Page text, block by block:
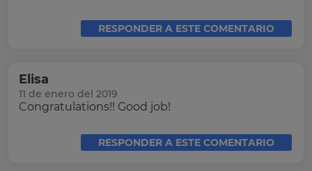
RESPONDER A ESTE COMENTARIO
Elisa
11 de enero del 2019
Congratulations!! Good job!
RESPONDER A ESTE COMENTARIO